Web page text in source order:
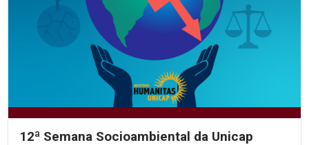
12ª Semana Socioambiental da Unicap